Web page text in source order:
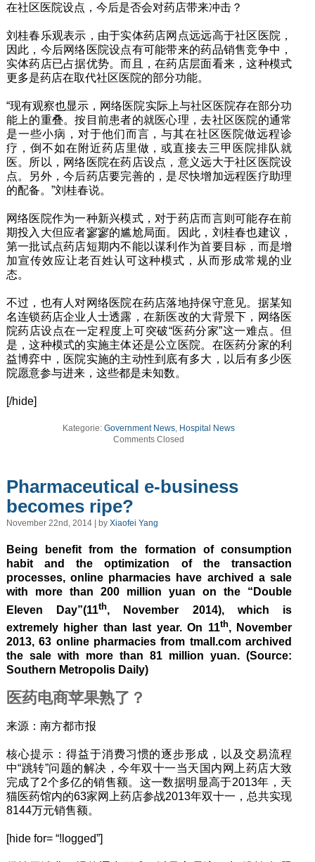
在社区医院设点，今后是否会对药店带来冲击？
刘桂春乐观表示，由于实体药店网点远远高于社区医院，
因此，今后网络医院设点有可能带来的药品销售竞争中，
实体药店已占据优势。而且，在药店层面看来，这种模式
更多是药店在取代社区医院的部分功能。
“现有观察也显示，网络医院实际上与社区医院存在部分功
能上的重叠。按目前患者的就医心理，去社区医院的通常
是一些小病，对于他们而言，与其在社区医院做远程诊
疗，倒不如在附近药店里做，或直接去三甲医院排队就
医。所以，网络医院在药店设点，意义远大于社区医院设
点。另外，今后药店要完善的，是尽快增加远程医疗助理
的配备。”刘桂春说。
网络医院作为一种新兴模式，对于药店而言则可能存在前
期投入大但应者寥寥的尴尬局面。因此，刘桂春也建议，
第一批试点药店短期内不能以谋利作为首要目标，而是增
加宣传效应让老百姓认可这种模式，从而形成常规的业
态。
不过，也有人对网络医院在药店落地持保守意见。据某知
名连锁药店企业人士透露，在新医改的大背景下，网络医
院药店设点在一定程度上可突破“医药分家”这一难点。但
是，这种模式的实施主体还是公立医院。在医药分家的利
益博弈中，医院实施的主动性到底有多大，以后有多少医
院愿意参与进来，这些都是未知数。
[/hide]
Kategorie:Government News Hospital News
Comments Closed
Pharmaceutical e-business
becomes ripe?
November 22nd, 2014 | by Xiaofei Yang
Being benefit from the formation of consumption
habit and the optimization of the transaction
processes, online pharmacies have archived a sale
with more than 200 million yuan on the “Double
Eleven Day”(11th, November 2014), which is
extremely higher than last year. On 11th, November
2013, 63 online pharmacies from tmall.com archived
the sale with more than 81 million yuan. (Source:
Southern Metropolis Daily)
医药电商苹果熟了？
来源：南方都市报
核心提示：得益于消费习惯的逐步形成，以及交易流程
中“跳转”问题的解决，今年双十一当天国内网上药店大致
完成了2个多亿的销售额。这一数据明显高于2013年，天
猫医药馆内的63家网上药店参战2013年双十一，总共实现
8144万元销售额。
[hide for= “!logged”]